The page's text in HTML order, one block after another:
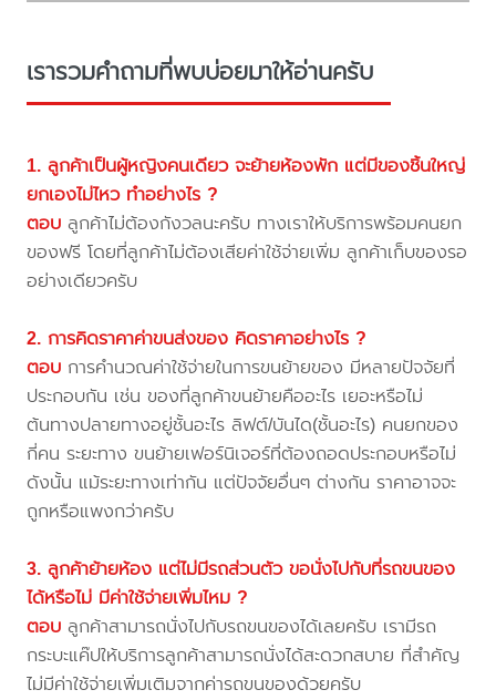
เรารวมคำถามที่พบบ่อยมาให้อ่านครับ
1. ลูกค้าเป็นผู้หญิงคนเดียว จะย้ายห้องพัก แต่มีของชิ้นใหญ่
ยกเองไม่ไหว ทำอย่างไร ?
ตอบ ลูกค้าไม่ต้องกังวลนะครับ ทางเราให้บริการพร้อมคนยก
ของฟรี โดยที่ลูกค้าไม่ต้องเสียค่าใช้จ่ายเพิ่ม ลูกค้าเก็บของรอ
อย่างเดียวครับ
2. การคิดราคาค่าขนส่งของ คิดราคาอย่างไร ?
ตอบ การคำนวณค่าใช้จ่ายในการขนย้ายของ มีหลายปัจจัยที่
ประกอบกัน เช่น ของที่ลูกค้าขนย้ายคืออะไร เยอะหรือไม่
ต้นทางปลายทางอยู่ชั้นอะไร ลิฟต์/บันได(ชั้นอะไร) คนยกของ
กี่คน ระยะทาง ขนย้ายเฟอร์นิเจอร์ที่ต้องถอดประกอบหรือไม่
ดังนั้น แม้ระยะทางเท่ากัน แต่ปัจจัยอื่นๆ ต่างกัน ราคาอาจจะ
ถูกหรือแพงกว่าครับ
3. ลูกค้าย้ายห้อง แต่ไม่มีรถส่วนตัว ขอนั่งไปกับที่รถขนของ
ได้หรือไม่ มีค่าใช้จ่ายเพิ่มไหม ?
ตอบ ลูกค้าสามารถนั่งไปกับรถขนของได้เลยครับ เรามีรถ
กระบะแค๊ปให้บริการลูกค้าสามารถนั่งได้สะดวกสบาย ที่สำคัญ
ไม่มีค่าใช้จ่ายเพิ่มเติมจากค่ารถขนของด้วยครับ